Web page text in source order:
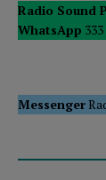
Radio Sound
WhatsApp
Messenger